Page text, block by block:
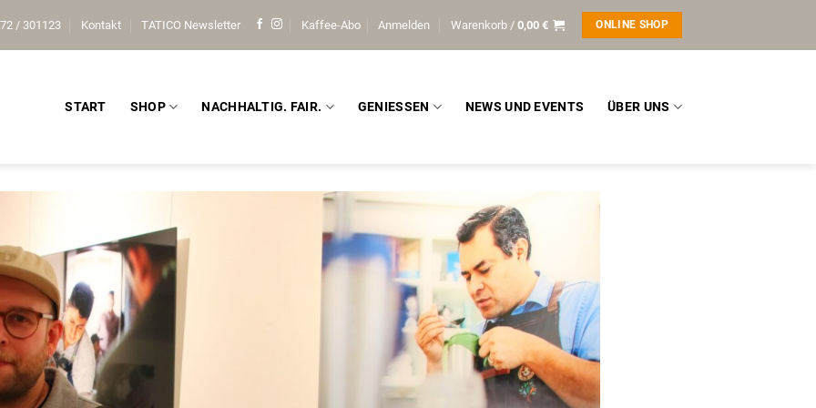
/ 301123 Kontakt TATICO Newsletter Kaffee-Abo Anmelden Warenkorb / 0,00 € ONLINE SHOP
START SHOP NACHHALTIG. FAIR. GENIESSEN NEWS UND EVENTS ÜBER UNS